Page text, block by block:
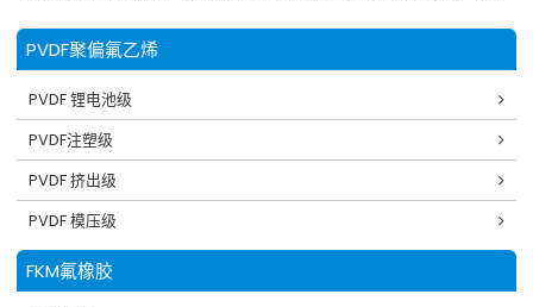
PVDF聚偏氟乙烯
PVDF 锂电池级
PVDF注塑级
PVDF 挤出级
PVDF 模压级
FKM氟橡胶